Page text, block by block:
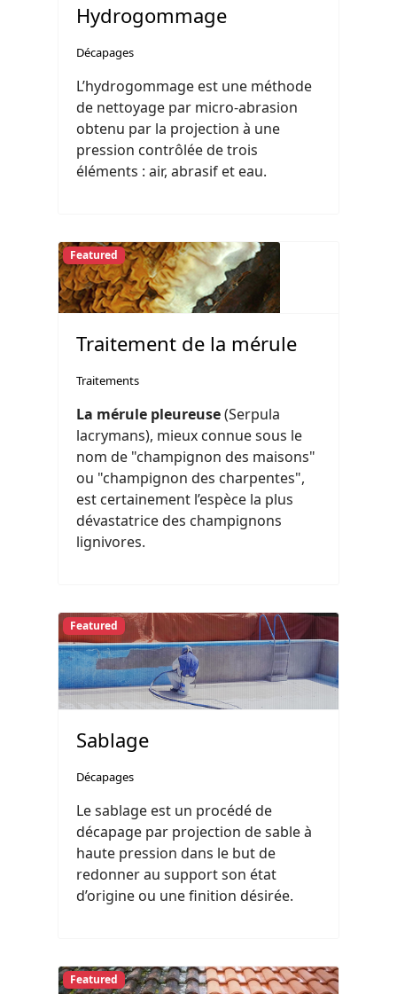
Hydrogommage
Décapages
L’hydrogommage est une méthode
de nettoyage par micro-abrasion
obtenu par la projection à une
pression contrôlée de trois
éléments : air, abrasif et eau.
Featured
Traitement de la mérule
Traitements
La mérule pleureuse(Serpula
lacrymans), mieux connue sous le
nom de "champignon des maisons"
ou "champignon des charpentes",
est certainement l’espèce la plus
dévastatrice des champignons
lignivores.
Featured
Sablage
Décapages
Le sablage est un procédé de
décapage par projection de sable à
haute pression dans le but de
redonner au support son état
d’origine ou une finition désirée.
Featured